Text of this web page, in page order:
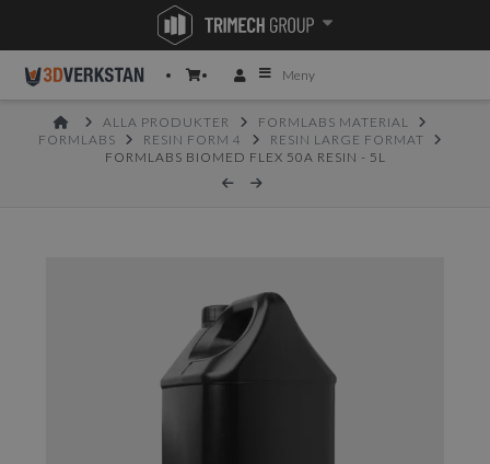
Meny
HOMEALLA PRODUKTER
FORMLABS MATERIAL
FORMLABS
RESIN FORM 4
RESIN LARGE FORMAT
FORMLABS BIOMED FLEX 50A RESIN - 5L